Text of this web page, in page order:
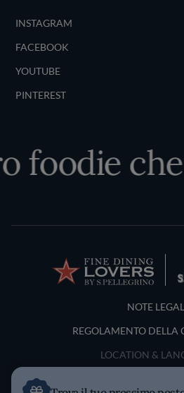
INSTAGRAM
FACEBOOK
YOUTUBE
PINTEREST
foodie che
Terms and Conditions
NOTE
REGOLAMENTO
LOCATION &